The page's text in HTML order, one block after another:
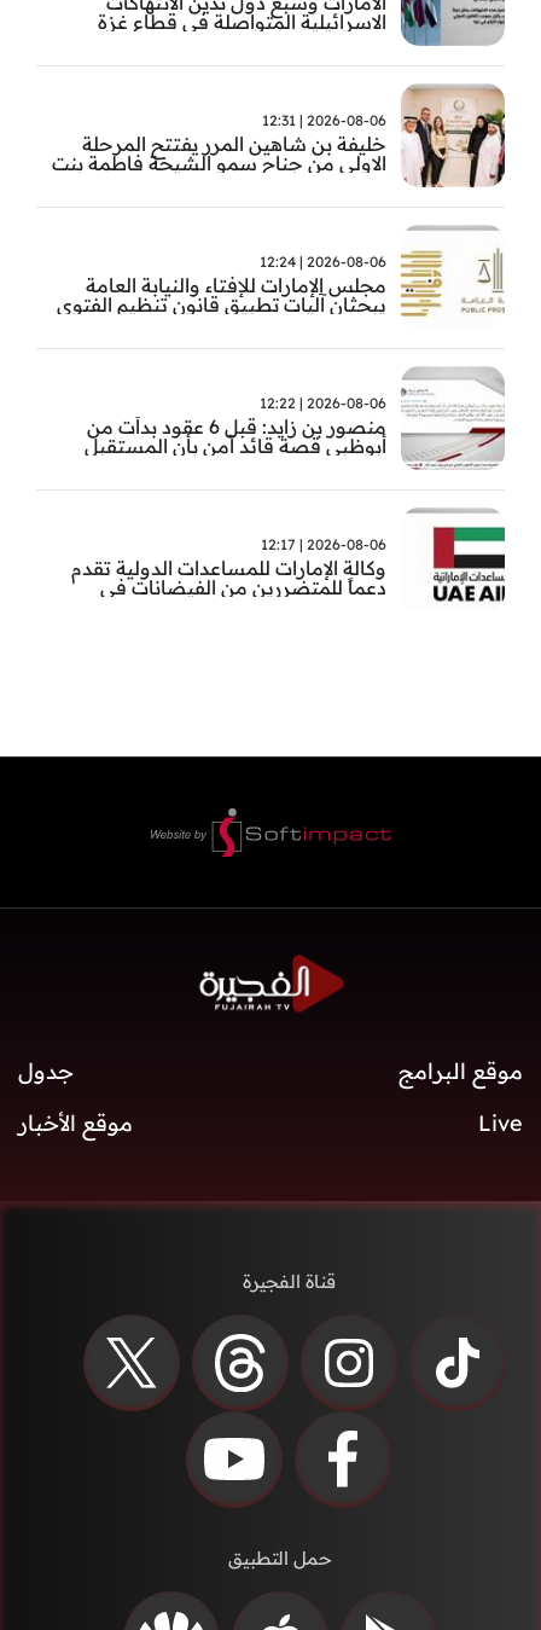
الاسرائيلية المتواصلة في قطاع غزة
2026-08-06 | 12:31
خليفة بن شاهين المرر يفتتح المرحلة
الاولى من جناح سمو الشيخة فاطمة بنت
مستشفى المقاصد
2026-08-06 | 12:24
مجلس الإمارات للإفتاء والنيابة العامة
يبحثان آليات تطبيق قانون تنظيم الفتوى
2026-08-06 | 12:22
منصور بن زايد: قبل 6 عقود بدأت من
أبوظبي قصة قائد آمن بأن المستقبل
2026-08-06 | 12:17
وكالة الإمارات للمساعدات الدولية تقدم
دعماً للمتضررين من الفيضانات في
موقع البرامج
جدول
Live
موقع الأخبار
قناة الفجيرة
حمل التطبيق